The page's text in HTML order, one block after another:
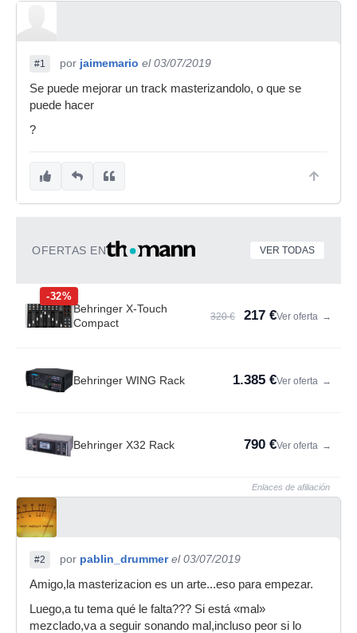
#1 por jaimemario el 03/07/2019
Se puede mejorar un track masterizandolo, o que se
puede hacer
?
OFERTAS EN VER TODAS
-32%
Behringer X-Touch
Compact
320 € 217 €Ver oferta →
Behringer WING Rack 1.385 €Ver oferta →
Behringer X32 Rack 790 €Ver oferta →
Enlaces de afiliación
#2 por pablin_drummer el 03/07/2019
Amigo,la masterizacion es un arte...eso para empezar.
Luego,a tu tema qué le falta??? Si está «mal»
mezclado,va a seguir sonando mal,incluso peor si lo